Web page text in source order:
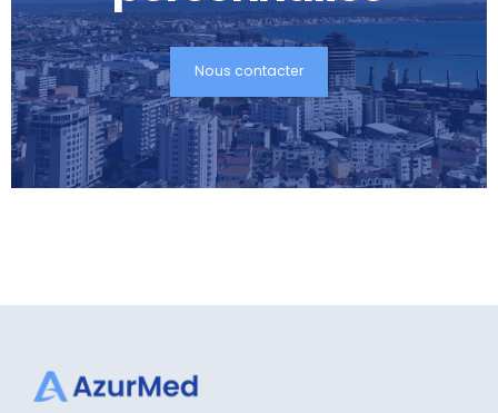
Nous contacter